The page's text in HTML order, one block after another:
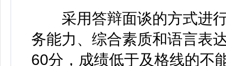
采用答辩面谈的方式进行
务能力、综合素质和语言表
60分，成绩低于及格线的不